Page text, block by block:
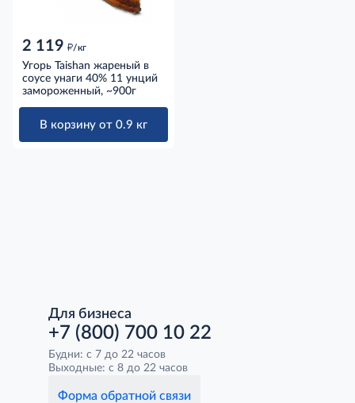
2 119 д/кг
Угорь Taishan жареный в
соусе унаги 40% 11 унций
замороженный, ~900г
В корзину от 0.9 кг
Для бизнеса
+7 (800) 700 10 22
Будни: с 7 до 22 часов
Выходные: с 8 до 22 часов
Форма обратной связи